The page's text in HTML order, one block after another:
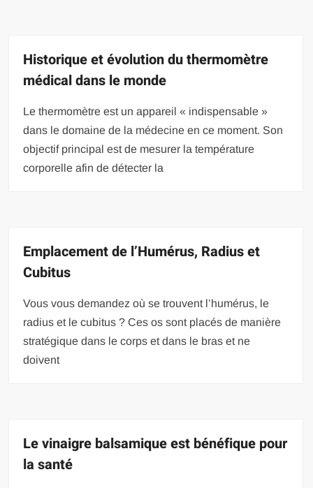
Historique et évolution du thermomètre
médical dans le monde
Le thermomètre est un appareil « indispensable »
dans le domaine de la médecine en ce moment. Son
objectif principal est de mesurer la température
corporelle afin de détecter la
Emplacement de l’Humérus, Radius et
Cubitus
Vous vous demandez où se trouvent l’humérus, le
radius et le cubitus ? Ces os sont placés de manière
stratégique dans le corps et dans le bras et ne
doivent
Le vinaigre balsamique est bénéfique pour
la santé